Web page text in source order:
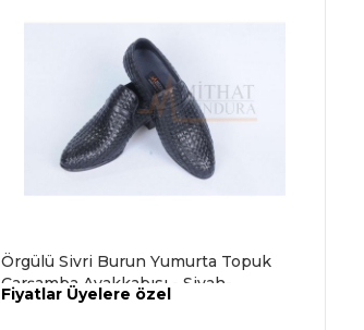
Örgülü Sivri Burun Yumurta Topuk
Çarşamba Ayakkabısı - Siyah-
Fiyatlar Üyelere özel